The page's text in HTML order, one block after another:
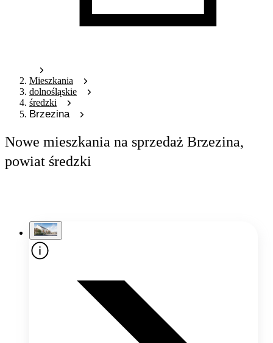
Mieszkania
dolnośląskie
średzki
Brzezina
Nowe mieszkania na sprzedaż Brzezina,
powiat średzki